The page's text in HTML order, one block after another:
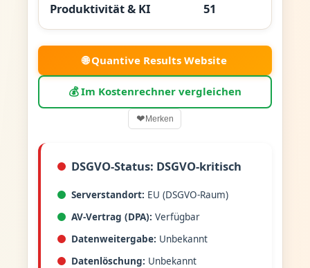
Produktivität & KI 51
🌐 Quantive Results Website
💰 Im Kostenrechner vergleichen
❤Merken
DSGVO-Status: DSGVO-kritisch
Serverstandort: EU (DSGVO-Raum)
AV-Vertrag (DPA): Verfügbar
Datenweitergabe: Unbekannt
Datenlöschung: Unbekannt